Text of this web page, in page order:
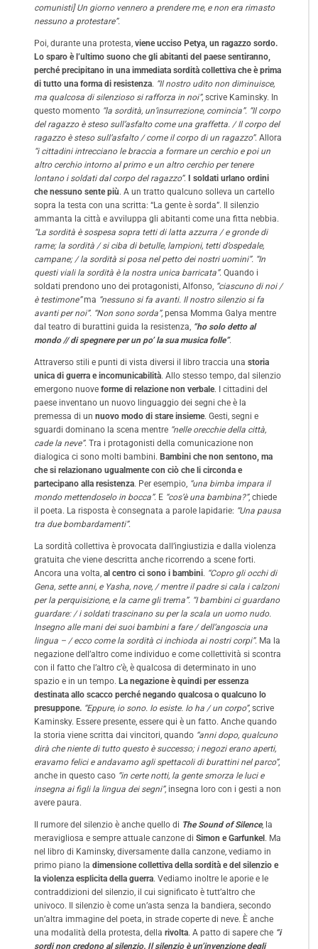
comunisti] Un giorno vennero a prendere me, e non era rimasto
nessuno a protestare”.
Poi, durante una protesta, viene ucciso Petya, un ragazzo sordo.
Lo sparo è l’ultimo suono che gli abitanti del paese sentiranno,
perché precipitano in una immediata sordità collettiva che è prima
di tutto una forma di resistenza. “Il nostro udito non diminuisce,
ma qualcosa di silenzioso si rafforza in noi”, scrive Kaminsky. In
questo momento “la sordità, un’insurrezione, comincia”. “Il corpo
del ragazzo è steso sull’asfalto come una graffetta. / Il corpo del
ragazzo è steso sull’asfalto / come il corpo di un ragazzo”. Allora
“i cittadini intrecciano le braccia a formare un cerchio e poi un
altro cerchio intorno al primo e un altro cerchio per tenere
lontano i soldati dal corpo del ragazzo”.
I soldati urlano ordini
che nessuno sente più. A un tratto qualcuno solleva un cartello
sopra la testa con una scritta: “La gente è sorda”. Il silenzio
ammanta la città e avviluppa gli abitanti come una fitta nebbia.
“La sordità è sospesa sopra tetti di latta azzurra / e gronde di
rame; la sordità / si ciba di betulle, lampioni, tetti d’ospedale,
campane; / la sordità si posa nel petto dei nostri uomini”. “In
questi viali la sordità è la nostra unica barricata”. Quando i
soldati prendono uno dei protagonisti, Alfonso, “ciascuno di noi /
è testimone”ma “nessuno si fa avanti. Il nostro silenzio si fa
avanti per noi”. “Non sono sorda”, pensa Momma Galya mentre
dal teatro di burattini guida la resistenza, “ho solo detto al
mondo // di spegnere per un po’ la sua musica folle”.
Attraverso stili e punti di vista diversi il libro traccia una storia
unica di guerra e incomunicabilità. Allo stesso tempo, dal silenzio
emergono nuove forme di relazione non verbale. I cittadini del
paese inventano un nuovo linguaggio dei segni che è la
premessa di un nuovo modo di stare insieme. Gesti, segni e
sguardi dominano la scena mentre “nelle orecchie della città,
cade la neve”. Tra i protagonisti della comunicazione non
dialogica ci sono molti bambini. Bambini che non sentono, ma
che si relazionano ugualmente con ciò che li circonda e
partecipano alla resistenza. Per esempio, “una bimba impara il
mondo mettendoselo in bocca”. E “cos’è una bambina?”, chiede
il poeta. La risposta è consegnata a parole lapidarie: “Una pausa
tra due bombardamenti”.
La sordità collettiva è provocata dall’ingiustizia e dalla violenza
gratuita che viene descritta anche ricorrendo a scene forti.
Ancora una volta, al centro ci sono i bambini. “Copro gli occhi di
Gena, sette anni, e Yasha, nove, / mentre il padre si cala i calzoni
per la perquisizione, e la carne gli trema”. “I bambini ci guardano
guardare: / i soldati trascinano su per la scala un uomo nudo.
Insegno alle mani dei suoi bambini a fare / dell’angoscia una
lingua – / ecco come la sordità ci inchioda ai nostri corpi”. Ma la
negazione dell’altro come individuo e come collettività si scontra
con il fatto che l’altro c’è, è qualcosa di determinato in uno
spazio e in un tempo. La negazione è quindi per essenza
destinata allo scacco perché negando qualcosa o qualcuno lo
presuppone. “Eppure, io sono. Io esiste. Io ha / un corpo”, scrive
Kaminsky. Essere presente, essere qui è un fatto. Anche quando
la storia viene scritta dai vincitori, quando “anni dopo, qualcuno
dirà che niente di tutto questo è successo; i negozi erano aperti,
eravamo felici e andavamo agli spettacoli di burattini nel parco”,
anche in questo caso “in certe notti, la gente smorza le luci e
insegna ai figli la lingua dei segni”, insegna loro con i gesti a non
avere paura.
Il rumore del silenzio è anche quello di The Sound of Silence, la
meravigliosa e sempre attuale canzone di Simon e Garfunkel . Ma
nel libro di Kaminsky, diversamente dalla canzone, vediamo in
primo piano la dimensione collettiva della sordità e del silenzio e
la violenza esplicita della guerra. Vediamo inoltre le aporie e le
contraddizioni del silenzio, il cui significato è tutt’altro che
univoco. Il silenzio è come un’asta senza la bandiera, secondo
un’altra immagine del poeta, in strade coperte di neve. È anche
una modalità della protesta, della rivolta. A patto di sapere che “i
sordi non credono al silenzio. Il silenzio è un’invenzione degli